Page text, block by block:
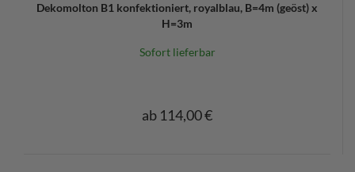
Dekomolton B1 konfektioniert, royalblau, B=4m (geöst) x
H=3m
Sofort lieferbar
ab 114,00 €